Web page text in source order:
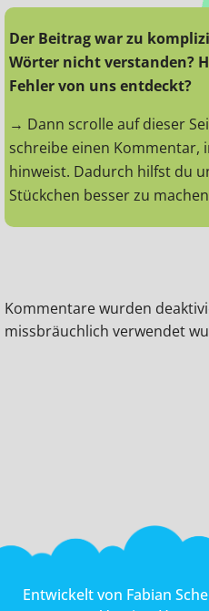
Der Beitrag war zu
Wörter nicht verstanden?
Fehler von uns entdeckt?
→ Dann scrolle auf dieser
schreibe einen Kommentar,
hinweist. Dadurch hilfst du
Stückchen besser zu
Kommentare wurden
missbräuchlich verwendet
Entwickelt von Fabian